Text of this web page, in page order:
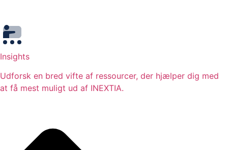
Insights
Udforsk en bred vifte af ressourcer, der hjælper dig med
at få mest muligt ud af INEXTIA.